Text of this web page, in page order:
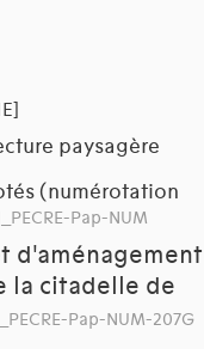
paysagère
(numérotation
Pap-NUM
d'aménagement
la citadelle de
Pap-NUM-207G